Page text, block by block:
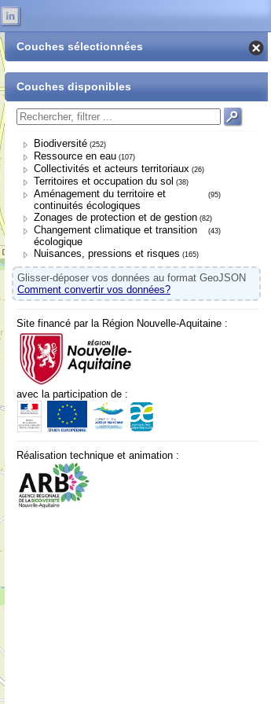
Couches sélectionnées
Couches disponibles
Biodiversité (252)
Ressource en eau (107)
Collectivités et acteurs territoriaux (26)
Territoires et occupation du sol (38)
Aménagement du territoire et
continuités écologiques
(95)
Zonages de protection et de gestion (82)
Changement climatique et transition
écologique
(43)
Nuisances, pressions et risques (165)
Glisser-déposer vos données au format GeoJSON
Comment convertir vos données?
Site financé par la Région Nouvelle-Aquitaine :
avec la participation de :
Réalisation technique et animation :